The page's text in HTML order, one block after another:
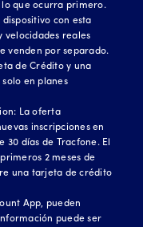
lo que ocurra primero.
dispositivo con esta
velocidades reales
venden por separado.
de Crédito y una
en planes
La oferta
inscripciones en
30 días de Tracfone. El
2 meses de
una tarjeta de crédito
App, pueden
puede ser